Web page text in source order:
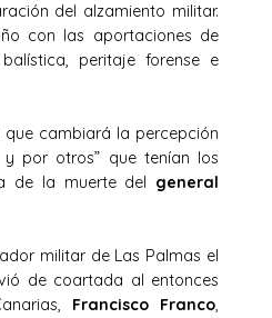
del alzamiento militar.
con las aportaciones de
peritaje forense e
cambiará la percepción
y por otros” que tenían los
de la muerte del general
militar de Las Palmas el
de coartada al entonces
Francisco Franco,